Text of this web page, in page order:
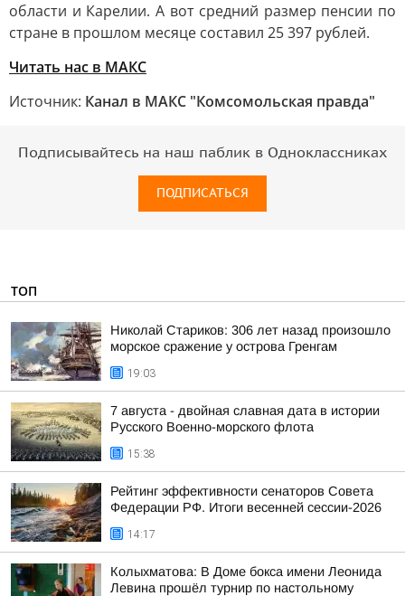
области и Карелии. А вот средний размер пенсии по
стране в прошлом месяце составил 25 397 рублей.
Читать нас в MAКС
Источник: Канал в МАКС "Комсомольская правда"
Подписывайтесь на наш паблик в Одноклассниках
ПОДПИСАТЬСЯ
ТОП
Николай Стариков: 306 лет назад произошло
морское сражение у острова Гренгам
19:03
7 августа - двойная славная дата в истории
Русского Военно-морского флота
15:38
Рейтинг эффективности сенаторов Совета
Федерации РФ. Итоги весенней сессии-2026
14:17
Колыхматова: В Доме бокса имени Леонида
Левина прошёл турнир по настольному